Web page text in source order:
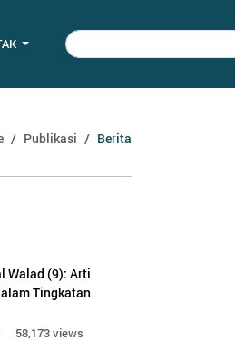
Publikasi Berita
Walad (9): Arti
Tingkatan
58,173 views